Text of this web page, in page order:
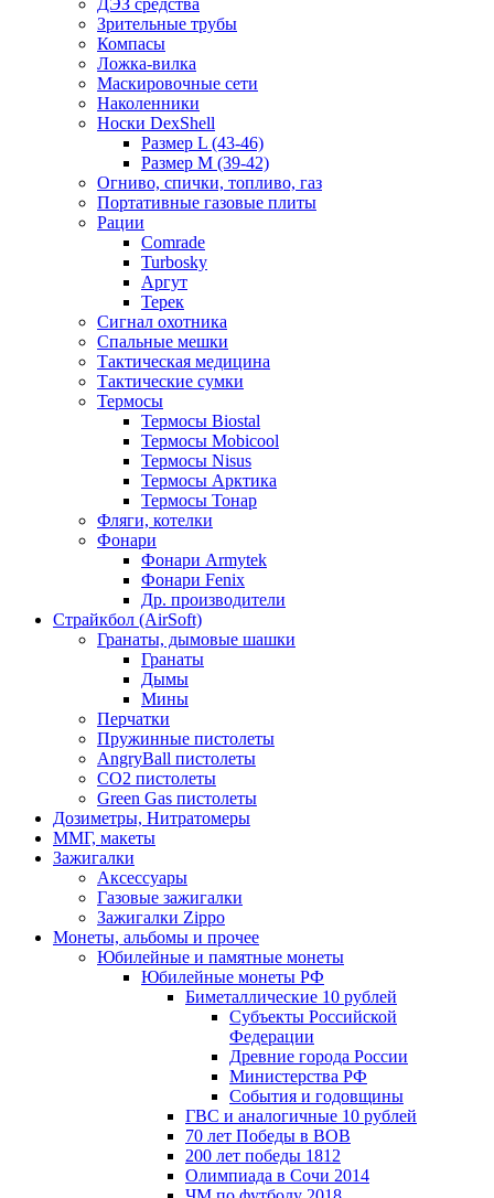
Зрительные трубы
Компасы
Ложка-вилка
Маскировочные сети
Наколенники
Носки DexShell
Размер L (43-46)
Размер M (39-42)
Огниво, спички, топливо, газ
Портативные газовые плиты
Рации
Comrade
Turbosky
Аргут
Терек
Сигнал охотника
Спальные мешки
Тактическая медицина
Тактические сумки
Термосы
Термосы Biostal
Термосы Mobicool
Термосы Nisus
Термосы Арктика
Термосы Тонар
Фляги, котелки
Фонари
Фонари Armytek
Фонари Fenix
Др. производители
Страйкбол (AirSoft)
Гранаты, дымовые шашки
Гранаты
Дымы
Мины
Перчатки
Пружинные пистолеты
AngryBall пистолеты
CO2 пистолеты
Green Gas пистолеты
Дозиметры, Нитратомеры
ММГ, макеты
Зажигалки
Аксессуары
Газовые зажигалки
Зажигалки Zippo
Монеты, альбомы и прочее
Юбилейные и памятные монеты
Юбилейные монеты РФ
Биметаллические 10 рублей
Субъекты Российской
Федерации
Древние города России
Министерства РФ
События и годовщины
ГВС и аналогичные 10 рублей
70 лет Победы в ВОВ
200 лет победы 1812
Олимпиада в Сочи 2014